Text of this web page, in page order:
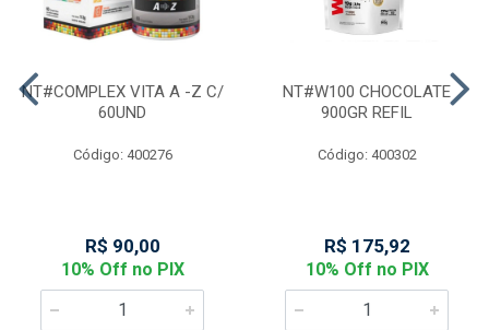
NT#COMPLEX VITA A -Z C/
60UND
Código: 400276
R$ 90,00
10% Off no PIX
NT#W100 CHOCOLATE
900GR REFIL
Código: 400302
R$ 175,92
10% Off no PIX